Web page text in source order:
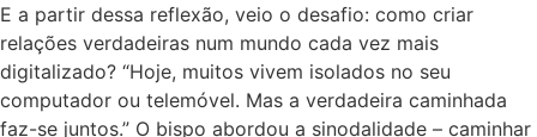
E a partir dessa reflexão, veio o desafio: como criar
relações verdadeiras num mundo cada vez mais
digitalizado? “Hoje, muitos vivem isolados no seu
computador ou telemóvel. Mas a verdadeira caminhada
faz-se juntos.” O bispo abordou a sinodalidade – caminhar